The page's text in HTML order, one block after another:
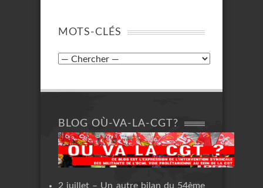
MOTS-CLÉS
BLOG OÙ-VA-LA-CGT?
2 juillet – Un autre bilan du 54ème